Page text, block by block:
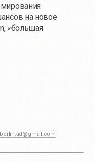
на новое
«большая